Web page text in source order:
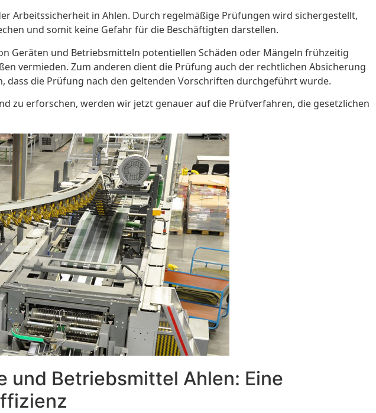
Arbeitssicherheit in Ahlen. Durch regelmäßige Prüfungen wird sichergestellt,
und somit keine Gefahr für die Beschäftigten darstellen.
Geräten und Betriebsmitteln potentiellen Schäden oder Mängeln frühzeitig
vermieden. Zum anderen dient die Prüfung auch der rechtlichen Absicherung
dass die Prüfung nach den geltenden Vorschriften durchgeführt wurde.
zu erforschen, werden wir jetzt genauer auf die Prüfverfahren, die gesetzlichen
Betriebsmittel Ahlen: Eine